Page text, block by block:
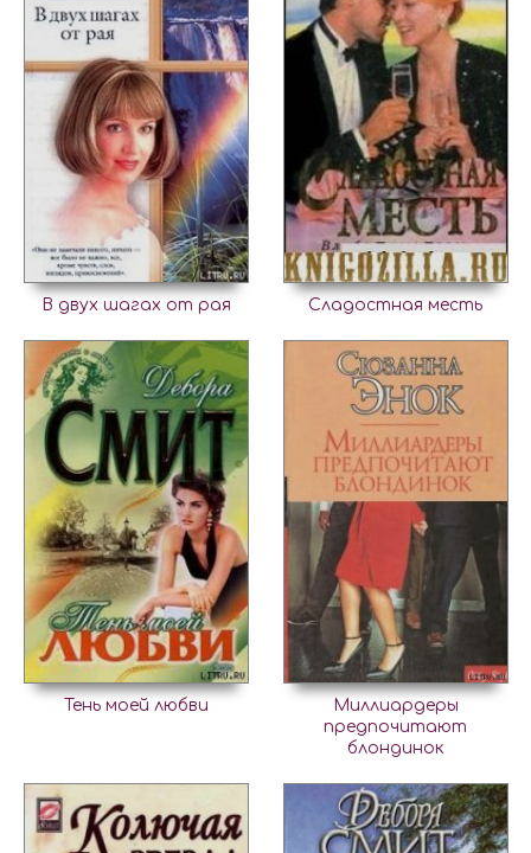
В двух шагах от рая Сладостная месть
Тень моей любви
Миллиардеры
предпочитают
блондинок